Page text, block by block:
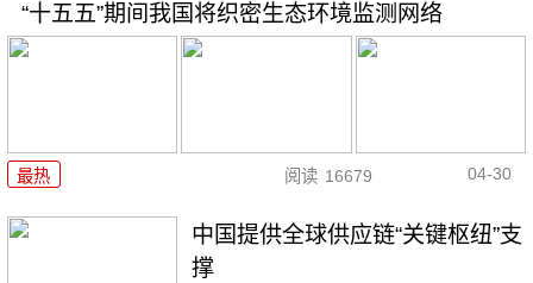
“十五五”期间我国将织密生态环境监测网络
最热 阅读 16679 04-30
中国提供全球供应链“关键枢纽”支
撑